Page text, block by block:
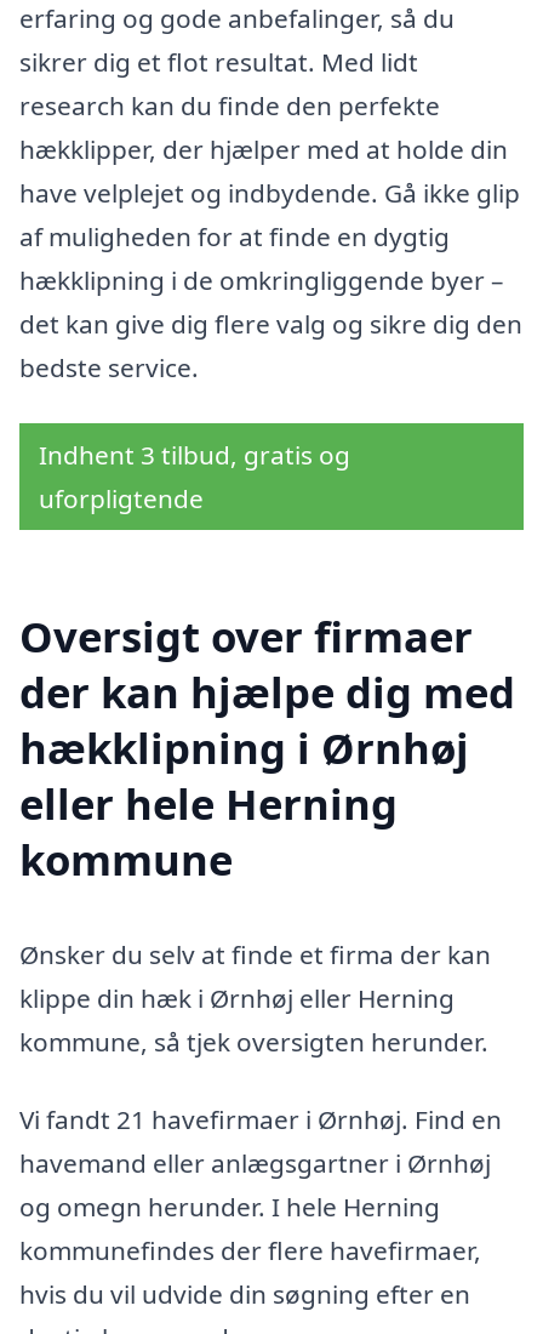
erfaring og gode anbefalinger, så du
sikrer dig et flot resultat. Med lidt
research kan du finde den perfekte
hækklipper, der hjælper med at holde din
have velplejet og indbydende. Gå ikke glip
af muligheden for at finde en dygtig
hækklipning i de omkringliggende byer –
det kan give dig flere valg og sikre dig den
bedste service.
Indhent 3 tilbud, gratis og
uforpligtende
Oversigt over firmaer
der kan hjælpe dig med
hækklipning i Ørnhøj
eller hele Herning
kommune
Ønsker du selv at finde et firma der kan
klippe din hæk i Ørnhøj eller Herning
kommune, så tjek oversigten herunder.
Vi fandt 21 havefirmaer i Ørnhøj. Find en
havemand eller anlægsgartner i Ørnhøj
og omegn herunder. I hele Herning
kommunefindes der flere havefirmaer,
hvis du vil udvide din søgning efter en